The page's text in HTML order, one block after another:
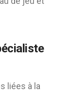
liées à la